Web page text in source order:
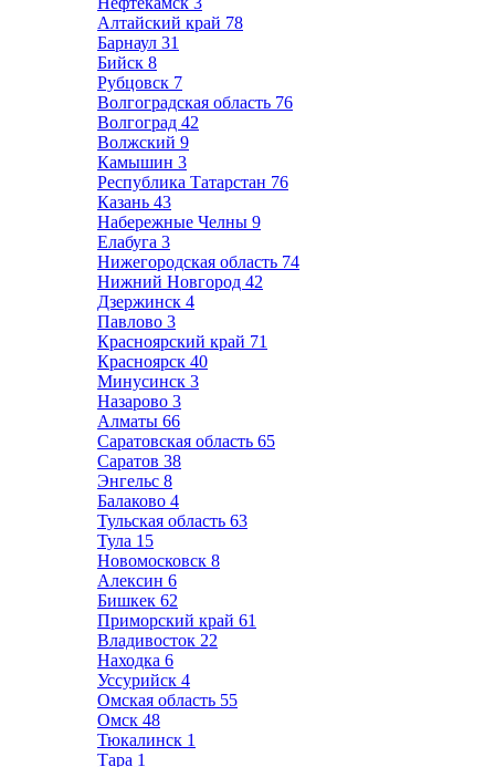
Алтайский край 78
Барнаул 31
Бийск 8
Рубцовск 7
Волгоградская область 76
Волгоград 42
Волжский 9
Камышин 3
Республика Татарстан 76
Казань 43
Набережные Челны 9
Елабуга 3
Нижегородская область 74
Нижний Новгород 42
Дзержинск 4
Павлово 3
Красноярский край 71
Красноярск 40
Минусинск 3
Назарово 3
Алматы 66
Саратовская область 65
Саратов 38
Энгельс 8
Балаково 4
Тульская область 63
Тула 15
Новомосковск 8
Алексин 6
Бишкек 62
Приморский край 61
Владивосток 22
Находка 6
Уссурийск 4
Омская область 55
Омск 48
Тюкалинск 1
Тара 1